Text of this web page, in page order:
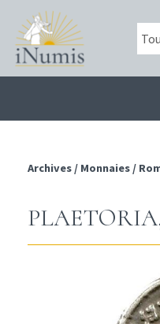
Archives / Monnaies /